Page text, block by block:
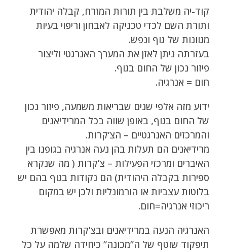
קוד-יה משלבת בין תורות המזרח, קבלה יהודית
ותורת השם לכדי טכניקה לאבחון וריפוי בעיות
מגוונות של גוף ונפש.
בעזרתה ניתן לאזן את המערך האנרגטי וליצור
פיזור נכון של החום בגוף.
חום = אנרגיה.
ידוע מזה אלפי שנים שבריאות משמעה, פיזור נכון
של החום בגוף, באופן שווה בכל המרידיאנים
והמרכזים האנרגטיים – הצ’קרות.
מרידיאנים הם תעלות בהן נעה אנרגיה בגופנו בין
האיברים ומרכזי הפעילות – צ’קרות ( מה שנקרא
ספירות בקבלה היהודית) הם נקודות בגוף בהם יש
בלוטות עצביות או הורמונליות ולכן יש במקום
ריכוזי אנרגיה=חום.
האנרגיה הנעה במרידיאנים ובצ’קרות מאפשרת
תיפקוד שוטף של ה”מכונה” כיחידה שלמה על כל